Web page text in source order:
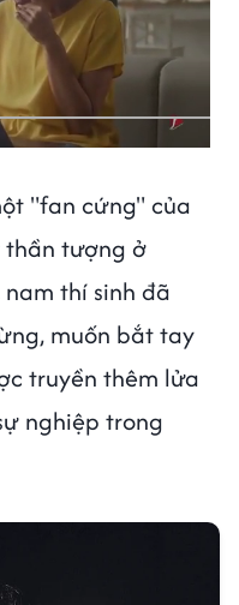
"fan cứng" của
thần tượng ở
thí sinh đã
muốn bắt tay
truyền thêm lửa
nghiệp trong